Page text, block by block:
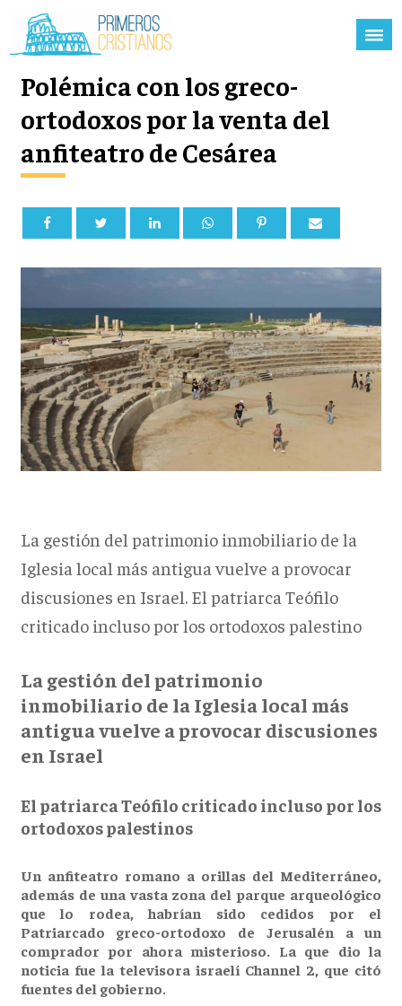
Polémica con los greco-
ortodoxos por la venta del
anfiteatro de Cesárea
La gestión del patrimonio inmobiliario de la
Iglesia local más antigua vuelve a provocar
discusiones en Israel. El patriarca Teófilo
criticado incluso por los ortodoxos palestino
La gestión del patrimonio
inmobiliario de la Iglesia local más
antigua vuelve a provocar discusiones
en Israel
El patriarca Teófilo criticado incluso por los
ortodoxos palestinos
Un anfiteatro romano a orillas del Mediterráneo,
además de una vasta zona del parque arqueológico
que lo rodea, habrían sido cedidos por el
Patriarcado greco-ortodoxo de Jerusalén a un
comprador por ahora misterioso. La que dio la
noticia fue la televisora israelí Channel 2, que citó
fuentes del gobierno.